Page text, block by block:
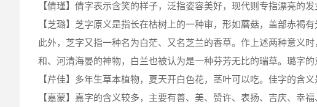
【倩瑾】倩字表示含笑的样子，泛指姿容美好，现代则专指漂亮的
【芝璐】芝字原义是指长在枯树上的一种审，形如蘑菇，盖部赤褐
此外，芝字又指一种名为白茫、又名芝兰的香草。作上述两种意义
和、河清海晏的神物，白兰也被认为是一种芬芳无比的瑞草。璐字的
【芹佳】多年生草本植物，夏天开白色花，茎叶可以吃。佳字的含
【嘉蒙】嘉字的含义较多，主要有善、美、赞许、表扬、吉庆、幸